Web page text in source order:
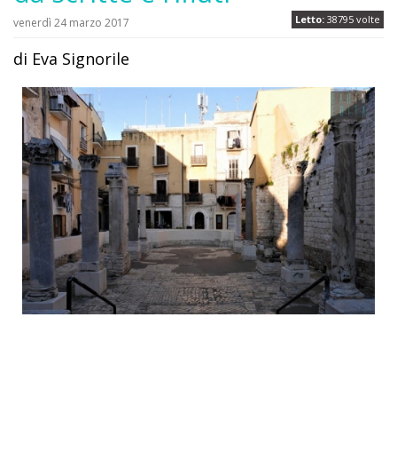
Letto: 38795 volte
venerdì 24 marzo 2017
di Eva Signorile